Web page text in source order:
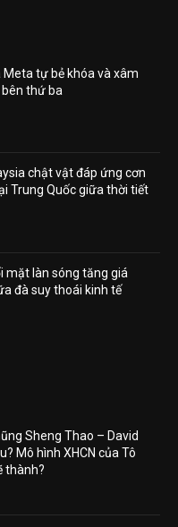
Meta tự bẻ khóa và xâm
thứ ba
chật vật đáp ứng cơn
Trung Quốc giữa thời tiết
mặt làn sóng tăng giá
đà suy thoái kinh tế
Sheng Thao – David
Mô hình XHCN của Tô
thành?